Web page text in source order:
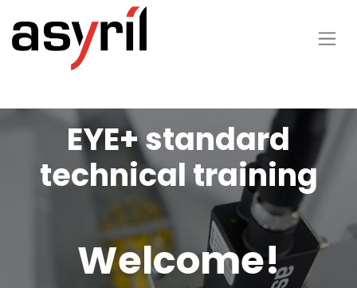
EYE+ standard
technical training
Welcome!